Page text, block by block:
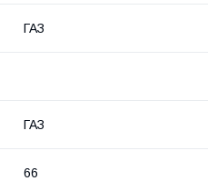
ГАЗ
ГАЗ
66